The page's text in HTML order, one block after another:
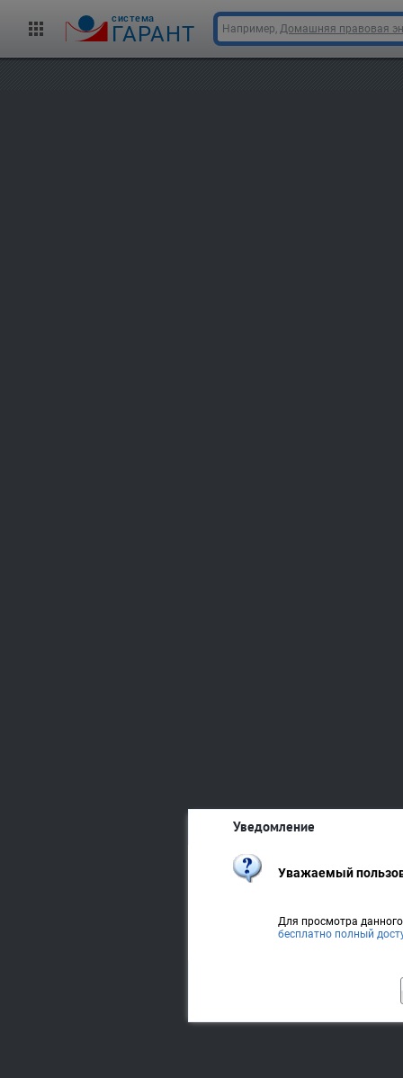
cистема
ГАРАНТ Например, Домашняя правовая
Уведомление
Уважаемый
Для просмотра
бесплатно полный